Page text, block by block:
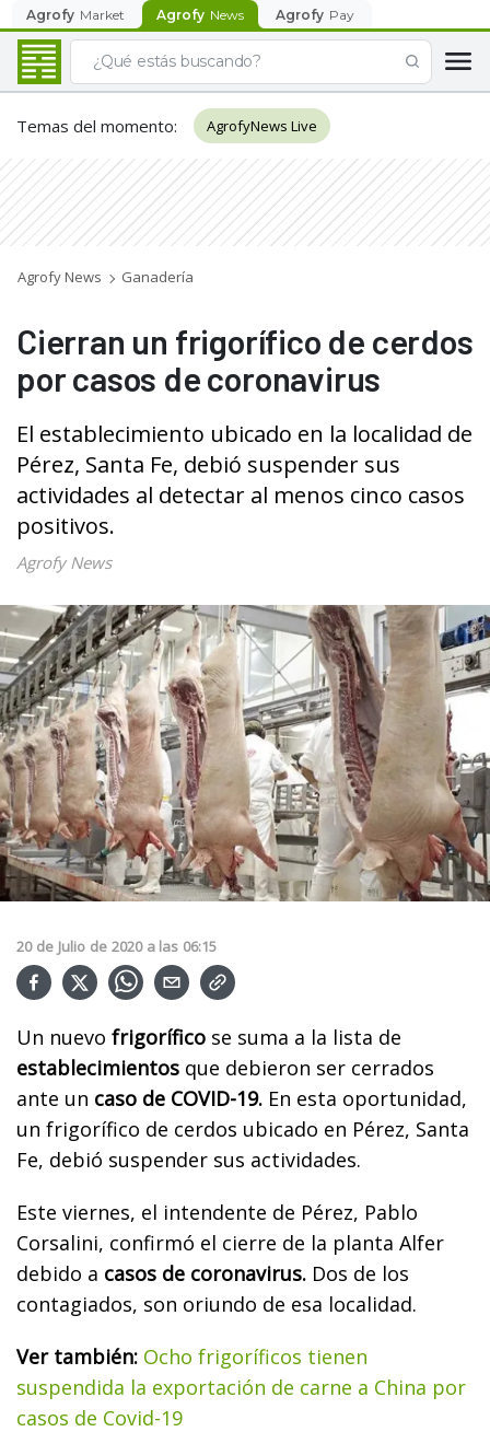
Agrofy Market Agrofy News Agrofy Pay
Temas del momento: AgrofyNews Live
Agrofy News Ganadería
Cierran un frigorífico de cerdos
por casos de coronavirus
El establecimiento ubicado en la localidad de
Pérez, Santa Fe, debió suspender sus
actividades al detectar al menos cinco casos
positivos.
Agrofy News
20 de Julio de 2020 a las 06:15
Un nuevo frigorífico se suma a la lista de
establecimientos que debieron ser cerrados
ante un caso de COVID-19. En esta oportunidad,
un frigorífico de cerdos ubicado en Pérez, Santa
Fe, debió suspender sus actividades.
Este viernes, el intendente de Pérez, Pablo
Corsalini, confirmó el cierre de la planta Alfer
debido a casos de coronavirus. Dos de los
contagiados, son oriundo de esa localidad.
Ver también: Ocho frigoríficos tienen
suspendida la exportación de carne a China por
casos de Covid-19